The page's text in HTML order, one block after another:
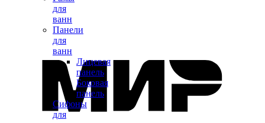
для
ванн
Панели
для
ванн
Лицевая
панель
Боковая
панель
Сифоны
для